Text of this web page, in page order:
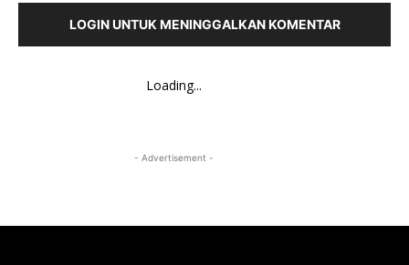
LOGIN UNTUK MENINGGALKAN KOMENTAR
Loading...
- Advertisement -